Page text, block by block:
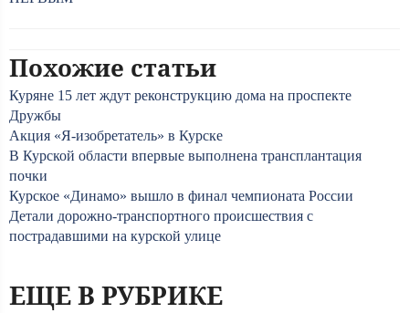
Похожие статьи
Куряне 15 лет ждут реконструкцию дома на проспекте
Дружбы
Акция «Я-изобретатель» в Курске
В Курской области впервые выполнена трансплантация
почки
Курское «Динамо» вышло в финал чемпионата России
Детали дорожно-транспортного происшествия с
пострадавшими на курской улице
ЕЩЕ В РУБРИКЕ